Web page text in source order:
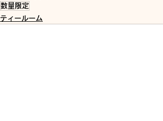
数量限定
ティールーム